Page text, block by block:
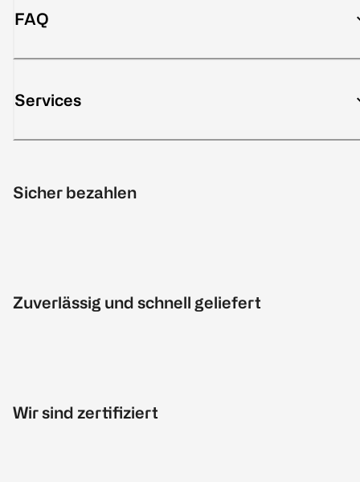
FAQ
Services
Sicher bezahlen
Zuverlässig und schnell geliefert
Wir sind zertifiziert